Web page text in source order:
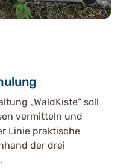
„WaldKiste“ soll
vermitteln und
Linie praktische
der drei